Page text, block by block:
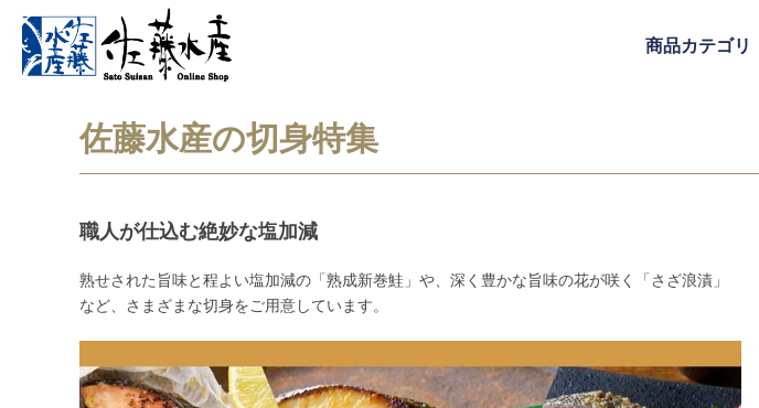
商品カテゴリ
佐藤水産の切身特集
職人が仕込む絶妙な塩加減
熟せされた旨味と程よい塩加減の「熟成新巻鮭」や、深く豊かな旨味の花が咲く「さざ浪漬」
など、さまざまな切身をご用意しています。